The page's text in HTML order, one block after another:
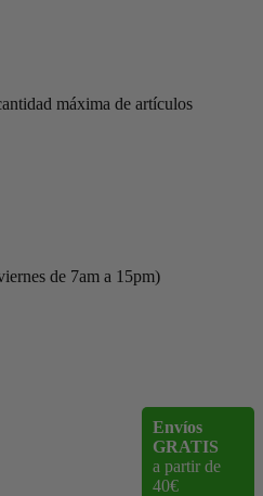
máxima de artículos
de 7am a 15pm)
Envíos
GRATIS
a partir de
40€